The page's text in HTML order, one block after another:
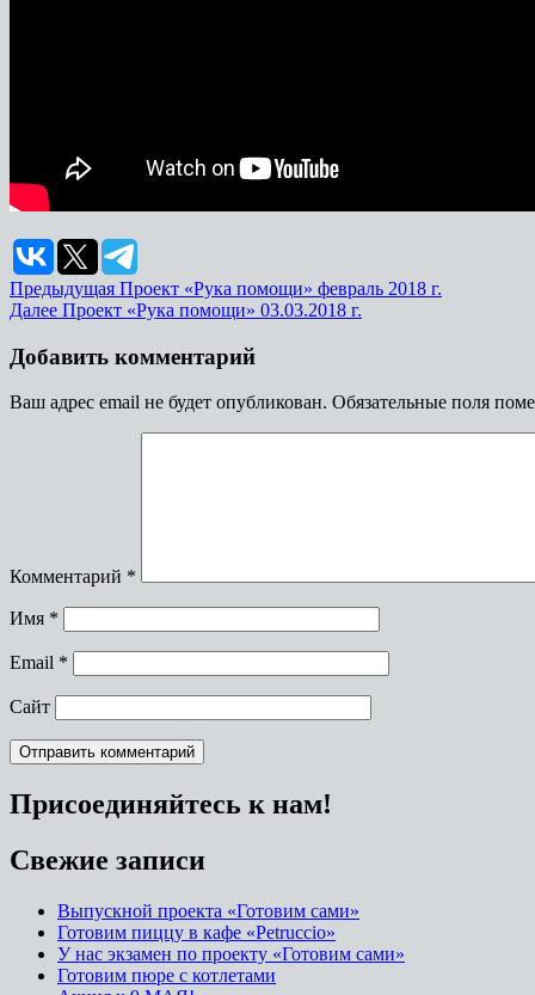
Предыдущая Проект «Рука помощи» февраль 2018 г.
Далее Проект «Рука помощи» 03.03.2018 г.
Добавить комментарий
Ваш адрес email не будет опубликован. Обязательные поля
Комментарий *
Имя *
Email *
Сайт
Присоединяйтесь к нам!
Свежие записи
Выпускной проекта «Готовим сами»
Готовим пиццу в кафе «Petruccio»
У нас экзамен по проекту «Готовим сами»
Готовим пюре с котлетами